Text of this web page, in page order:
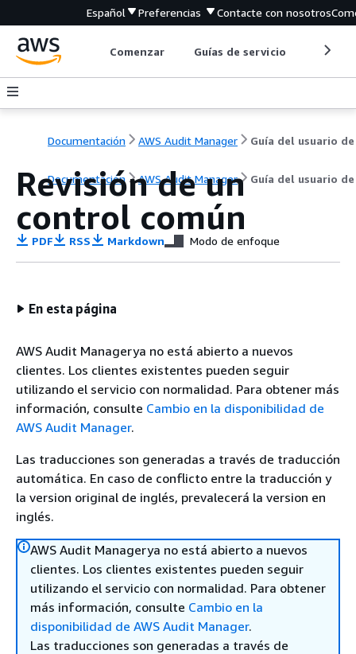
Español Preferencias Contacte con nosotros
Comenzar Guías de servicio
Documentación AWS Audit Manager Guía del usuario de
Documentación AWS Audit Manager Guía del usuario de
Revisión de un
control común
PDF RSS Markdown Modo de enfoque
En esta página
AWS Audit Managerya no está abierto a nuevos
clientes. Los clientes existentes pueden seguir
utilizando el servicio con normalidad. Para obtener más
información, consulte Cambio en la disponibilidad de
AWS Audit Manager.
Las traducciones son generadas a través de traducción
automática. En caso de conflicto entre la traducción y
la version original de inglés, prevalecerá la version en
inglés.
AWS Audit Managerya no está abierto a nuevos
clientes. Los clientes existentes pueden seguir
utilizando el servicio con normalidad. Para obtener
más información, consulte Cambio en la
disponibilidad de AWS Audit Manager.
Las traducciones son generadas a través de